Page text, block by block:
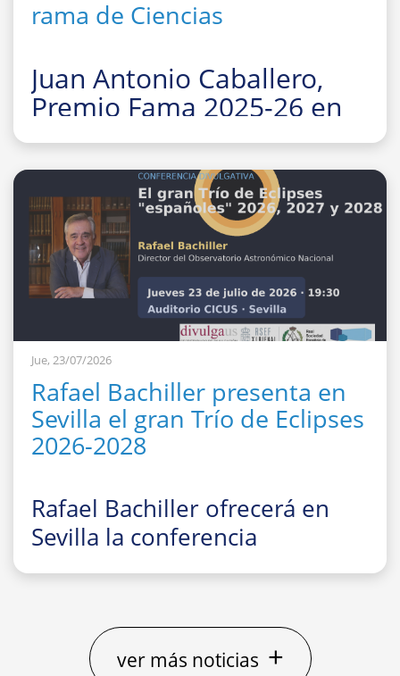
rama de Ciencias
Juan Antonio Caballero,
Premio Fama 2025-26 en
la rama de Ciencias
La Facultad de Fí
Jue, 23/07/2026
Rafael Bachiller presenta en
Sevilla el gran Trío de Eclipses
2026-2028
Rafael Bachiller ofrecerá en
Sevilla la conferencia
divulgativa“El gran Trío de
y 2028: cómo, dónde y cuándo
observarlos”ver más noticias +